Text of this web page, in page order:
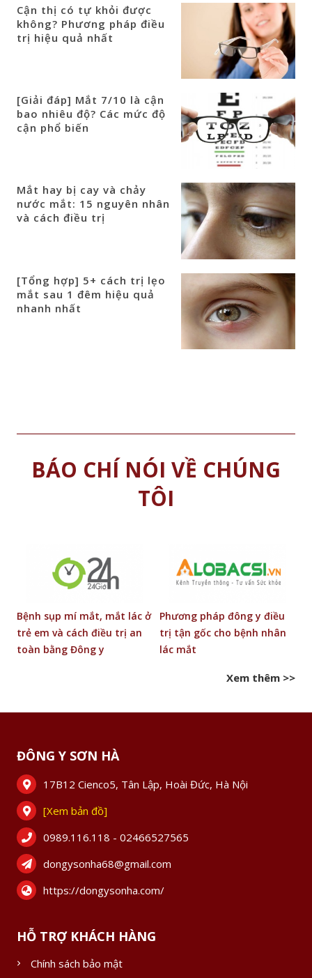
Cận thị có tự khỏi được
không? Phương pháp điều
trị hiệu quả nhất
[Giải đáp] Mắt 7/10 là cận
bao nhiêu độ? Các mức độ
cận phổ biến
Mắt hay bị cay và chảy
nước mắt: 15 nguyên nhân
và cách điều trị
[Tổng hợp] 5+ cách trị lẹo
mắt sau 1 đêm hiệu quả
nhanh nhất
BÁO CHÍ NÓI VỀ CHÚNG
TÔI
Bệnh sụp mí mắt, mắt lác ở
trẻ em và cách điều trị an
toàn bằng Đông y
Phương pháp đông y điều
trị tận gốc cho bệnh nhân
lác mắt
Xem thêm >>
ĐÔNG Y SƠN HÀ
17B12 Cienco5, Tân Lập, Hoài Đức, Hà Nội
[Xem bản đồ]
0989.116.118 - 02466527565
dongysonha68@gmail.com
https://dongysonha.com/
HỖ TRỢ KHÁCH HÀNG
Chính sách bảo mật